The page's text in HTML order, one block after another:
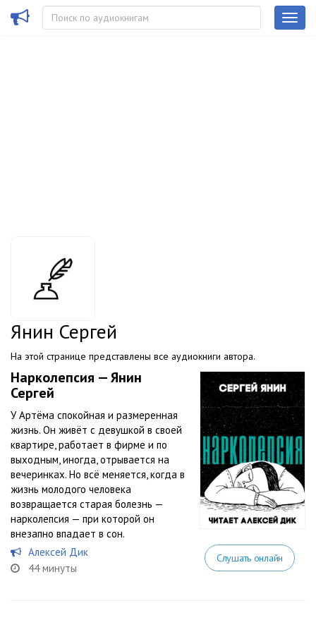
Янин Сергей
На этой странице представлены все аудиокниги автора.
Нарколепсия — Янин
Сергей
У Артёма спокойная и размеренная
жизнь. Он живёт с девушкой в своей
квартире, работает в фирме и по
выходным, иногда, отрывается на
вечеринках. Но всё меняется, когда в
жизнь молодого человека
возвращается старая болезнь —
нарколепсия — при которой он
внезапно впадает в сон.
Алексей Дик
44 минуты
Слушать онлайн